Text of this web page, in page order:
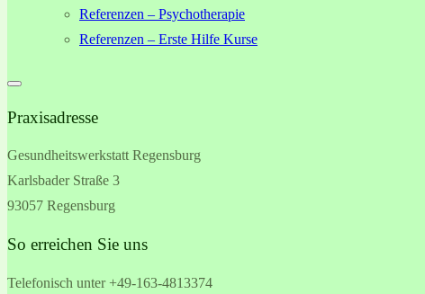
Referenzen – Psychotherapie
Referenzen – Erste Hilfe Kurse
Praxisadresse
Gesundheitswerkstatt Regensburg
Karlsbader Straße 3
93057 Regensburg
So erreichen Sie uns
Telefonisch unter +49-163-4813374